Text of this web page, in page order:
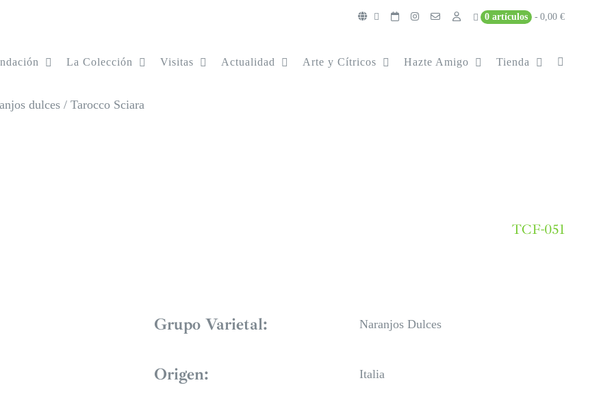
0 artículos 0,00 €
La Colección Visitas Actualidad Arte y Cítricos Hazte Amigo Tienda
dulces / Tarocco Sciara
TCF-051
Grupo Varietal: Naranjos Dulces
Origen: Italia